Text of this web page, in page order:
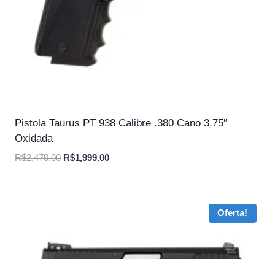
Pistola Taurus PT 938 Calibre .380 Cano 3,75″
Oxidada
R$2,470.00 O
R$1,999.00O
Oferta!